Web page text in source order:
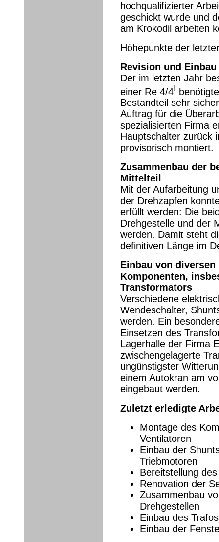
hochqualifizierter
geschickt wurde und
am Krokodil arbeiten
Höhepunkte der
Revision und
Der im letzten Jahr
einer Re 4/4I
Bestandteil sehr
Auftrag für die
spezialisierten Firma
Hauptschalter zurück
provisorisch montiert.
Zusammenbau der
Mittelteil
Mit der Aufarbeitung
der Drehzapfen
erfüllt werden: Die
Drehgestelle und der
werden. Damit steht
definitiven Länge im
Einbau von
Komponenten,
Transformators
Verschiedene
Wendeschalter,
werden. Ein
Einsetzen des
Lagerhalle der Firma
zwischengelagerte
ungünstigster
einem Autokran am
eingebaut werden.
Zuletzt erledigte
Montage des
Ventilatoren
Einbau der
Triebmotoren
Bereitstellung
Renovation der
Zusammenbau
Drehgestellen
Einbau des Trafos
Einbau der